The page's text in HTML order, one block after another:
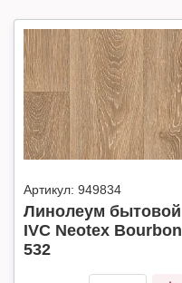
Артикул: 949834
Линолеум бытовой
IVC Neotex Bourbon
532